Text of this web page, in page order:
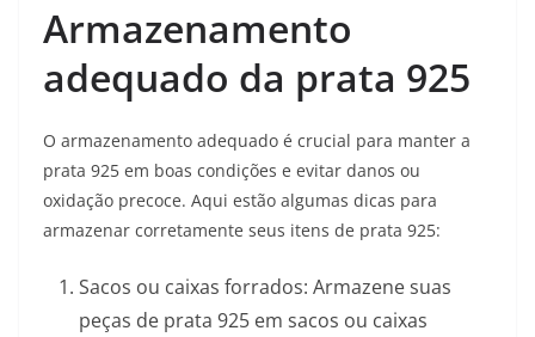
Armazenamento
adequado da prata 925
O armazenamento adequado é crucial para manter a
prata 925 em boas condições e evitar danos ou
oxidação precoce. Aqui estão algumas dicas para
armazenar corretamente seus itens de prata 925:
Sacos ou caixas forrados: Armazene suas
peças de prata 925 em sacos ou caixas